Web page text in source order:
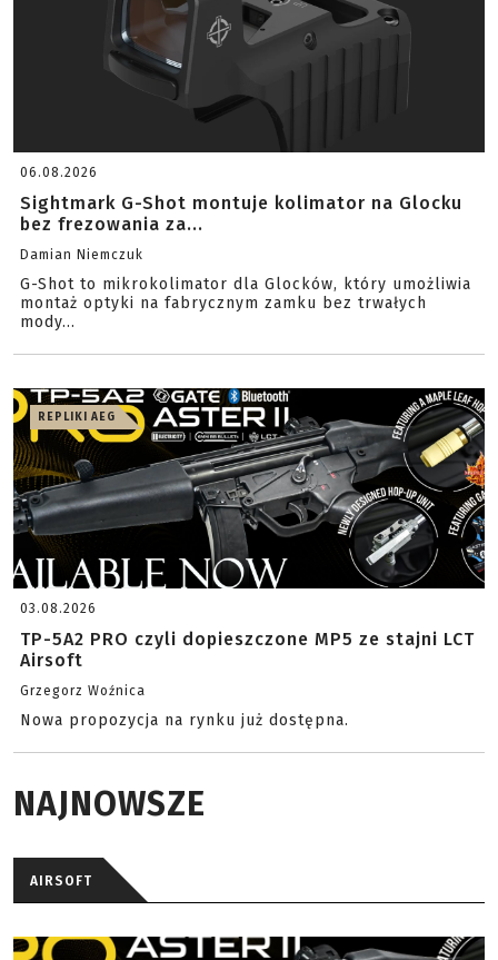
06.08.2026
Sightmark G-Shot montuje kolimator na Glocku
bez frezowania za...
Damian Niemczuk
G-Shot to mikrokolimator dla Glocków, który umożliwia
montaż optyki na fabrycznym zamku bez trwałych
mody...
REPLIKI AEG
03.08.2026
TP-5A2 PRO czyli dopieszczone MP5 ze stajni LCT
Airsoft
Grzegorz Woźnica
Nowa propozycja na rynku już dostępna.
NAJNOWSZE
AIRSOFT